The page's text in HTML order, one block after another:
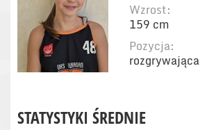
Wzrost:
159 cm
Pozycja:
rozgrywająca
STATYSTYKI ŚREDNIE